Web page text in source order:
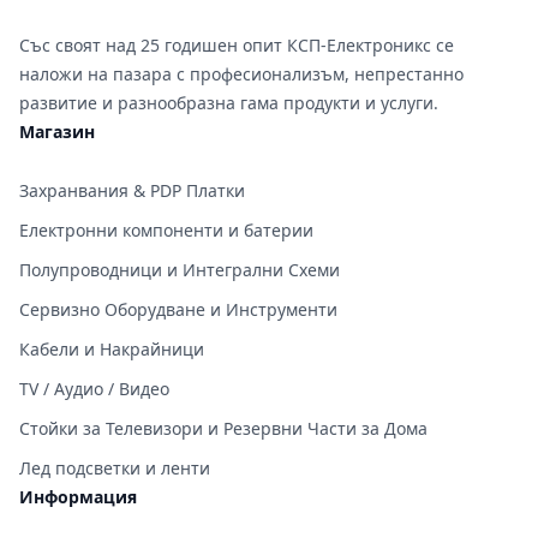
Със своят над 25 годишен опит КСП-Електроникс се
наложи на пазара с професионализъм, непрестанно
развитие и разнообразна гама продукти и услуги.
Магазин
Захранвания & PDP Платки
Електронни компоненти и батерии
Полупроводници и Интегрални Схеми
Сервизно Оборудване и Инструменти
Кабели и Накрайници
TV / Аудио / Видео
Стойки за Телевизори и Резервни Части за Дома
Лед подсветки и ленти
Информация